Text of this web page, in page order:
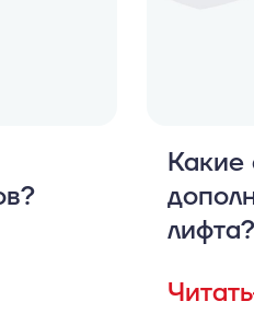
Какие
лифта?
Читать